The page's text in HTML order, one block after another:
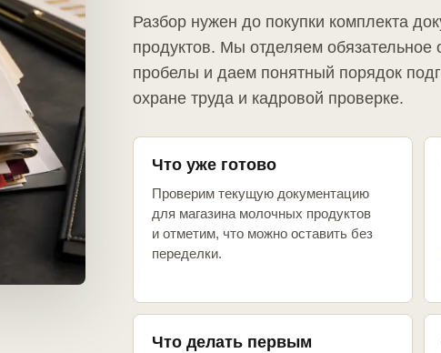
Разбор нужен до покупки комплекта
продуктов. Мы отделяем
пробелы и даем понятный порядок
охране труда и кадровой проверке.
Что уже готово
Проверим текущую документацию
для магазина молочных продуктов
и отметим, что можно оставить без
переделки.
Что делать первым